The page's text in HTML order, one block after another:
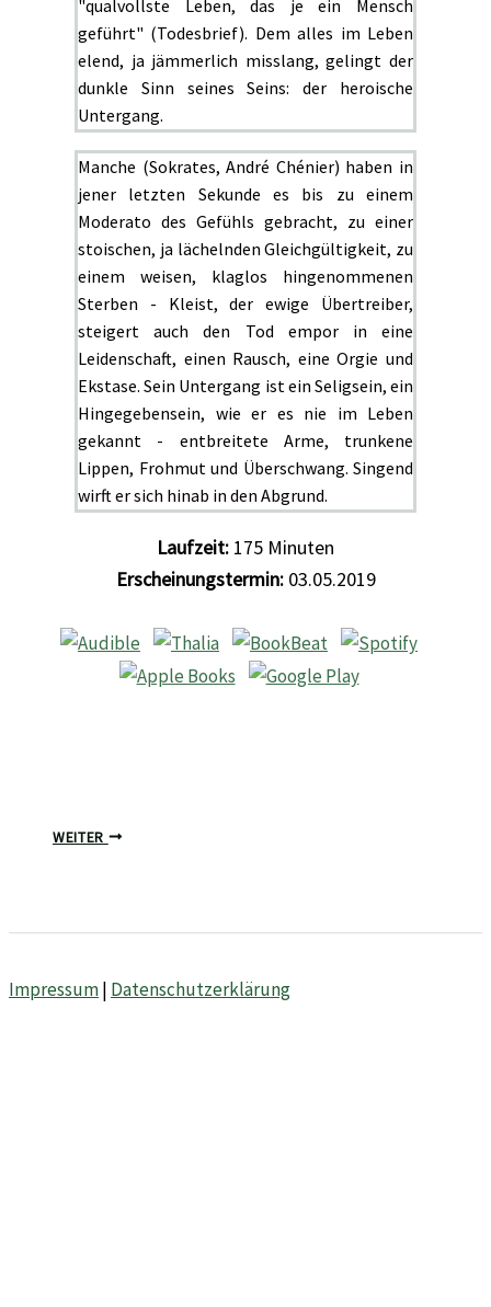
"qualvollste Leben, das je ein Mensch
geführt" (Todesbrief). Dem alles im Leben
elend, ja jämmerlich misslang, gelingt der
dunkle Sinn seines Seins: der heroische
Untergang.
Manche (Sokrates, André Chénier) haben in
jener letzten Sekunde es bis zu einem
Moderato des Gefühls gebracht, zu einer
stoischen, ja lächelnden Gleichgültigkeit, zu
einem weisen, klaglos hingenommenen
Sterben - Kleist, der ewige Übertreiber,
steigert auch den Tod empor in eine
Leidenschaft, einen Rausch, eine Orgie und
Ekstase. Sein Untergang ist ein Seligsein, ein
Hingegebensein, wie er es nie im Leben
gekannt - entbreitete Arme, trunkene
Lippen, Frohmut und Überschwang. Singend
wirft er sich hinab in den Abgrund.
Laufzeit: 175 Minuten
Erscheinungstermin:03.05.2019
WEITER
Impressum| Datenschutzerklärung